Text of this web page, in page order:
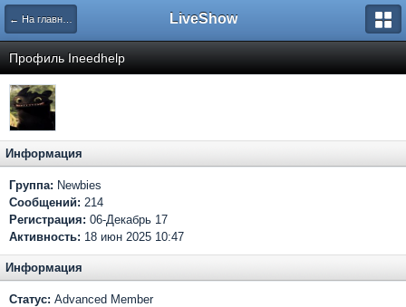
← На главную LiveShow
Профиль Ineedhelp
Информация
Группа: Newbies
Сообщений: 214
Регистрация: 06-Декабрь 17
Активность: 18 июн 2025 10:47
Информация
Статус: Advanced Member